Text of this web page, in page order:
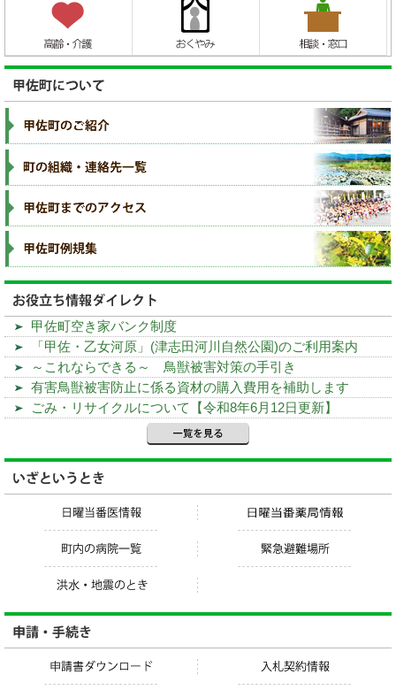
甲佐町空き家バンク制度
「甲佐・乙女河原」(津志田河川自然公園)のご利用案内
～これならできる～ 鳥獣被害対策の手引き
有害鳥獣被害防止に係る資材の購入費用を補助します
ごみ・リサイクルについて【令和8年6月12日更新】